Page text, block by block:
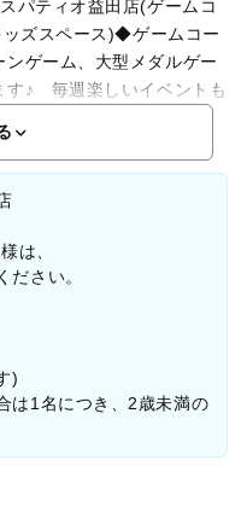
パティオ益田店(ゲームコ
ズスペース)◆ゲームコー
ゲーム、大型メダルゲー
♪ 毎週楽しいイベントも
ドゲーム★体感
は、
さい。
)
1名につき、2歳未満の